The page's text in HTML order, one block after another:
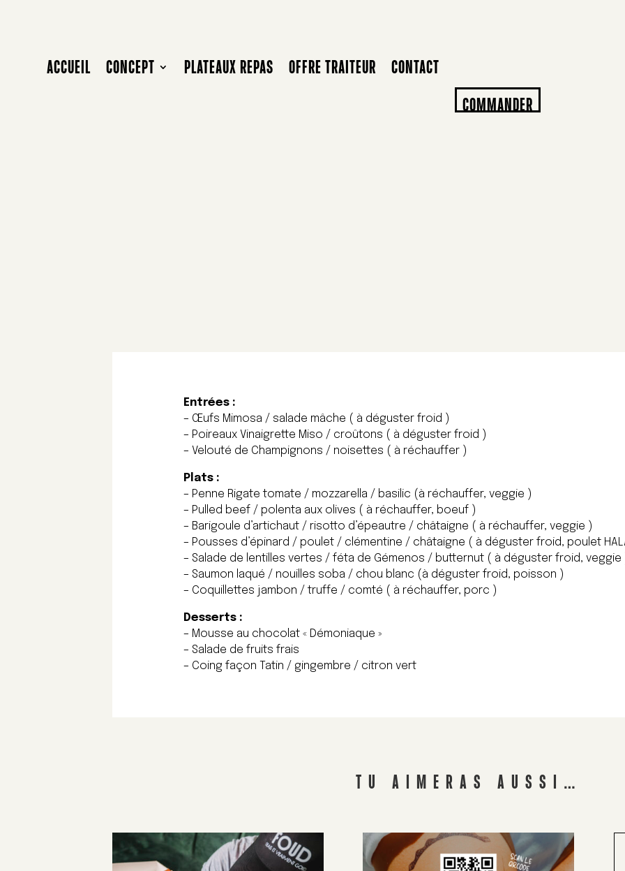
ACCUEIL CONCEPT PLATEAUX REPAS OFFRE TRAITEUR
CONTACT
COMMANDER
Entrées :
– Œufs Mimosa / salade mâche ( à déguster froid )
– Poireaux Vinaigrette Miso / croûtons ( à déguster froid )
– Velouté de Champignons / noisettes ( à réchauffer )
Plats :
– Penne Rigate tomate / mozzarella / basilic (à réchauffer, veggie )
– Pulled beef / polenta aux olives ( à réchauffer, boeuf )
– Barigoule d’artichaut / risotto d’épeautre / châtaigne ( à réchauffer, veggie )
– Pousses d’épinard / poulet / clémentine / châtaigne ( à déguster froid, poulet
– Salade de lentilles vertes / féta de Gémenos / butternut ( à déguster froid, veggie
– Saumon laqué / nouilles soba / chou blanc (à déguster froid, poisson )
– Coquillettes jambon / truffe / comté ( à réchauffer, porc )
Desserts :
– Mousse au chocolat « Démoniaque »
– Salade de fruits frais
– Coing façon Tatin / gingembre / citron vert
TU AIMERAS AUSSI…